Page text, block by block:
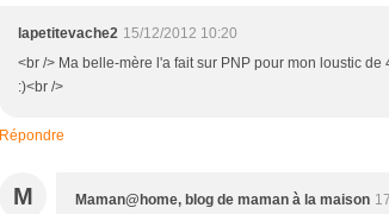
lapetitevache2 15/12/2012 10:20
<br /> Ma belle-mère l'a fait sur PNP pour mon loustic de
:)<br />
Répondre
M Maman@home, blog de maman à la maison